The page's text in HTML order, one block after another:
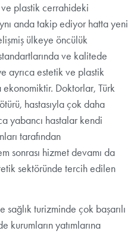
plastik cerrahideki
anda takip ediyor hatta yeni
ülkeye öncülük
ve kalitede
ayrıca estetik ve plastik
Doktorlar, Türk
hastasıyla çok daha
yabancı hastalar kendi
tarafından
sonrası hizmet devamı da
sektöründe tercih edilen
turizminde çok başarılı
kurumların yatımlarına